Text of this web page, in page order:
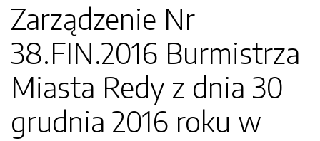
Zarządzenie Nr
38.FIN.2016 Burmistrza
Miasta Redy z dnia 30
grudnia 2016 roku w